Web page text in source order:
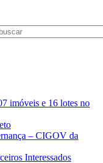
imóveis e 16 lotes no
– CIGOV da
Interessados